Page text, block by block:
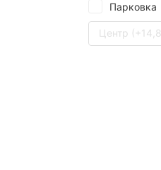
Парковка
Центр